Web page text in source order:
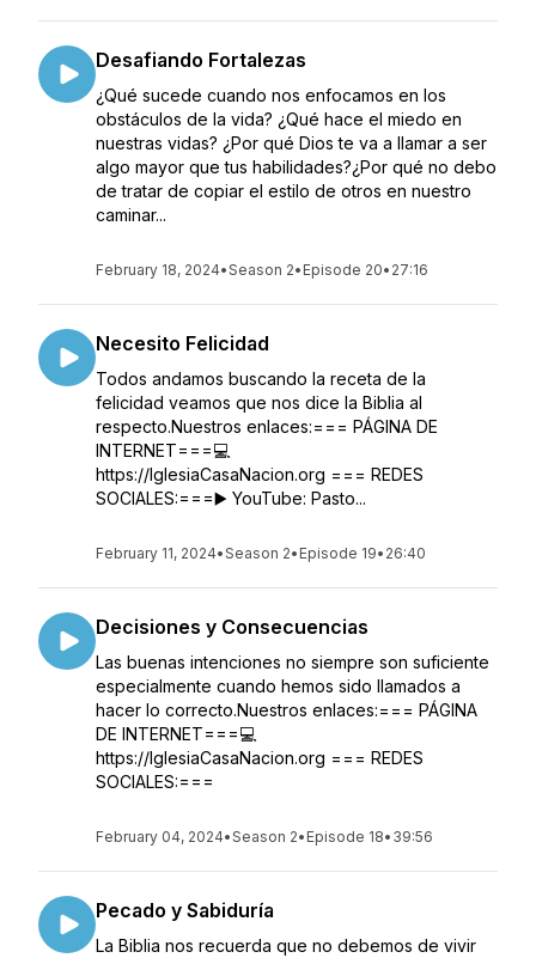
Desafiando Fortalezas
¿Qué sucede cuando nos enfocamos en los
obstáculos de la vida? ¿Qué hace el miedo en
nuestras vidas? ¿Por qué Dios te va a llamar a ser
algo mayor que tus habilidades?¿Por qué no debo
de tratar de copiar el estilo de otros en nuestro
caminar...
February 18, 2024•Season 2• Episode 20• 27:16
Necesito Felicidad
Todos andamos buscando la receta de la
felicidad veamos que nos dice la Biblia al
respecto.Nuestros enlaces:=== PÁGINA DE
INTERNET===💻
https://IglesiaCasaNacion.org === REDES
SOCIALES:===▶️ YouTube: Pasto...
February 11, 2024•Season 2• Episode 19• 26:40
Decisiones y Consecuencias
Las buenas intenciones no siempre son suficiente
especialmente cuando hemos sido llamados a
hacer lo correcto.Nuestros enlaces:=== PÁGINA
DE INTERNET===💻
https://IglesiaCasaNacion.org === REDES
SOCIALES:===
February 04, 2024•Season 2• Episode 18• 39:56
Pecado y Sabiduría
La Biblia nos recuerda que no debemos de vivir